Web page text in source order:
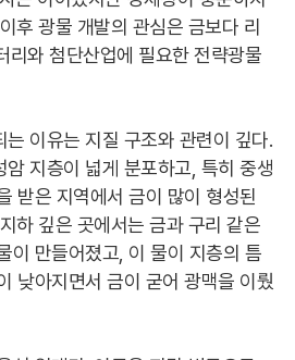
후 광물 개발의 관심은 금보다 리
리와 첨단산업에 필요한 전략광물
이유는 지질 구조와 관련이 깊다.
지층이 넓게 분포하고, 특히 중생
받은 지역에서 금이 많이 형성된
하 깊은 곳에서는 금과 구리 같은
이 만들어졌고, 이 물이 지층의 틈
낮아지면서 금이 굳어 광맥을 이뤘